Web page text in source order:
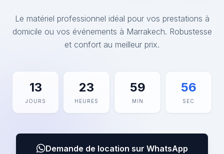
Le matériel professionnel idéal pour vos prestations à
domicile ou vos événements à Marrakech. Robustesse
et confort au meilleur prix.
13
JOURS
23
HEURES
59
MIN
56
SEC
Demande de location sur WhatsApp